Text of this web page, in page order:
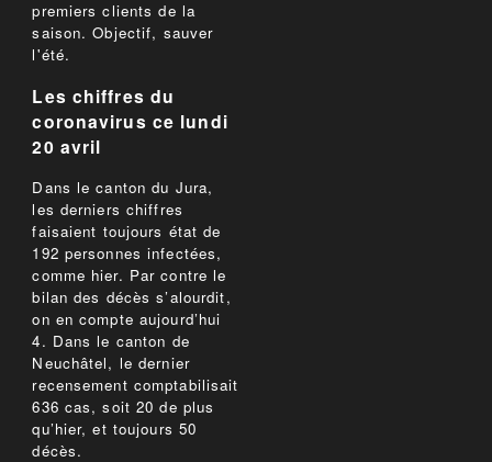
premiers clients de la
saison. Objectif, sauver
l'été.
Les chiffres du
coronavirus ce lundi
20 avril
Dans le canton du Jura,
les derniers chiffres
faisaient toujours état de
192 personnes infectées,
comme hier. Par contre le
bilan des décès s’alourdit,
on en compte aujourd’hui
4. Dans le canton de
Neuchâtel, le dernier
recensement comptabilisait
636 cas, soit 20 de plus
qu’hier, et toujours 50
décès.